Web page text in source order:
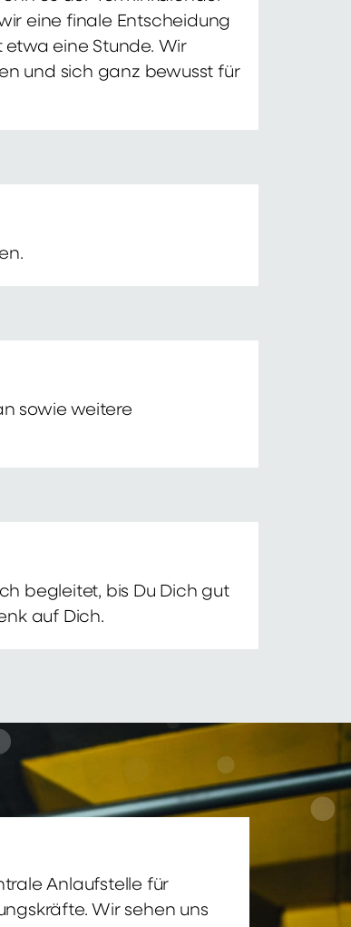
eine finale Entscheidung
eine Stunde. Wir
und sich ganz bewusst für
sowie weitere
begleitet, bis Du Dich gut
auf Dich.
Anlaufstelle für
Wir sehen uns